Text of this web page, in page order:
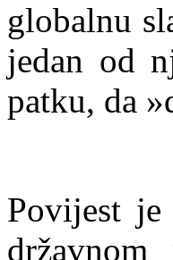
globalnu
jedan od
patku, da
Povijest je